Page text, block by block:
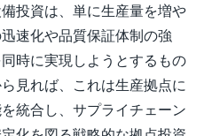
投資は、単に生産量を増や
速化や品質保証体制の強
時に実現しようとするもの
見れば、これは生産拠点に
統合し、サプライチェーン